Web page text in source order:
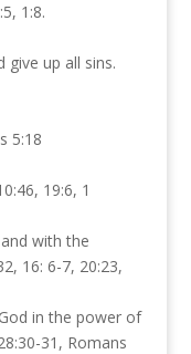
1:8.
give up all sins.
5:18
19:6, 1
with the
16: 6-7, 20:23,
in the power of
31, Romans